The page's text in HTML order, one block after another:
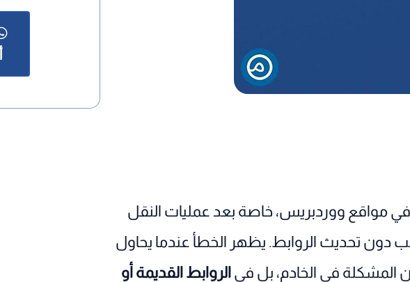
مواقع ووردبريس، خاصة بعد عمليات النقل
دون تحديث الروابط. يظهر الخطأ عندما يحاول
المشكلة في الخادم، بل في الروابط القديمة أو